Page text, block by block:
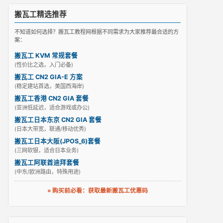
搬瓦工精选推荐
不知道如何选择？搬瓦工教程网根据不同需求为大家推荐最合适的方
案：
搬瓦工 KVM 常规套餐
(性价比之选，入门必备)
搬瓦工 CN2 GIA-E 方案
(稳定建站首选，美国西海岸)
搬瓦工香港 CN2 GIA 套餐
(亚洲低延迟，适合游戏或办公)
搬瓦工日本东京 CN2 GIA 套餐
(日本大带宽，联通/移动优秀)
搬瓦工日本大阪(JPOS_6)套餐
(三网软银，适合日本业务)
搬瓦工阿联酋迪拜套餐
(中东/欧洲路由，特殊用途)
» 购买前必看：获取最新搬瓦工优惠码